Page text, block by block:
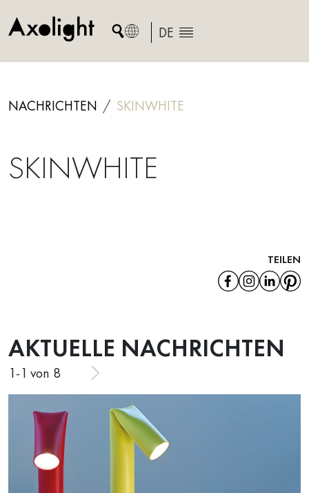
to
DE
NACHRICHTEN SKINWHITE
SKINWHITE
TEILEN
AKTUELLE NACHRICHTEN
1-1 von 8